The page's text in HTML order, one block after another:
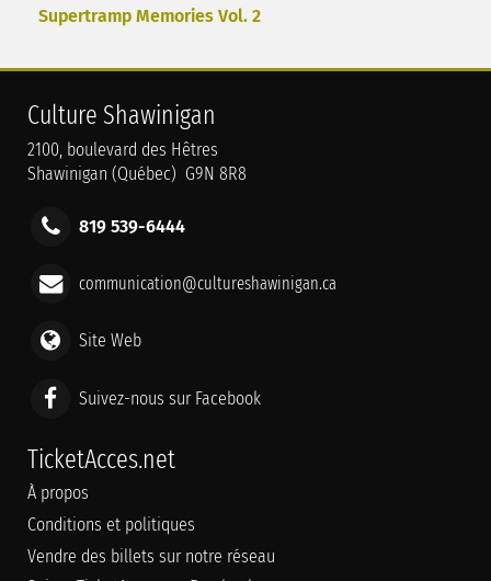
Supertramp Memories Vol. 2
Culture Shawinigan
2100, boulevard des Hêtres
Shawinigan (Québec) G9N 8R8
819 539-6444
communication@cultureshawinigan.ca
Site Web
Suivez-nous sur Facebook
TicketAcces.net
À propos
Conditions et politiques
Vendre des billets sur notre réseau